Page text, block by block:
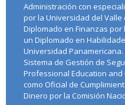
Administración con
por la Universidad del Valle
Diplomado en Finanzas
un Diplomado en
Universidad Panamericana.
Sistema de Gestión de
Professional Education
como Oficial de
Dinero por la Comisión